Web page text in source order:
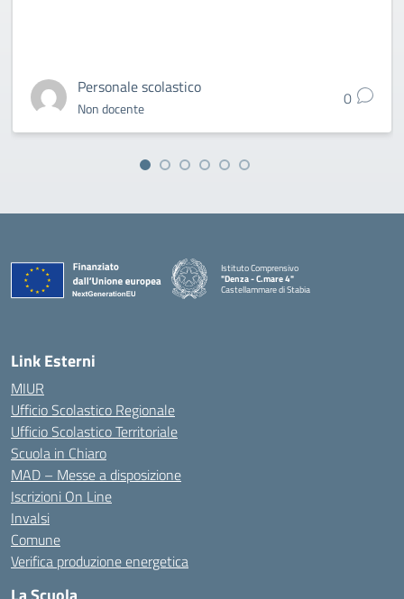
Personale scolastico
Non docente 0
Istituto Comprensivo
"Denza - C.mare 4"
Castellammare di Stabia
Link Esterni
MIUR
Ufficio Scolastico Regionale
Ufficio Scolastico Territoriale
Scuola in Chiaro
MAD – Messe a disposizione
Iscrizioni On Line
Invalsi
Comune
Verifica produzione energetica